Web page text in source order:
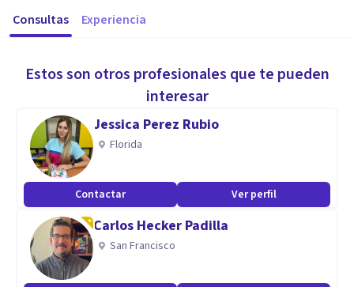
Consultas Experiencia
Estos son otros profesionales que te pueden
interesar
Jessica Perez Rubio
Florida
Contactar Ver perfil
Carlos Hecker Padilla
San Francisco